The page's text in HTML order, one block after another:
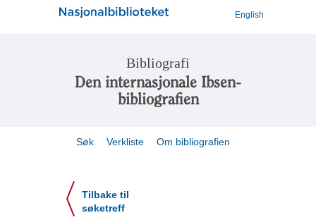
English
Bibliografi
Den internasjonale Ibsen-
bibliografien
Søk Verkliste Om bibliografien
Tilbake til
søketreff